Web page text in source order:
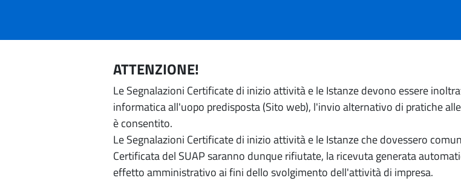
ATTENZIONE!
Le Segnalazioni Certificate di inizio attività e le Istanze devono essere
informatica all'uopo predisposta (Sito web), l'invio alternativo di pratiche
è consentito.
Le Segnalazioni Certificate di inizio attività e le Istanze che dovessero
Certificata del SUAP saranno dunque rifiutate, la ricevuta generata
effetto amministrativo ai fini dello svolgimento dell'attività di impresa.